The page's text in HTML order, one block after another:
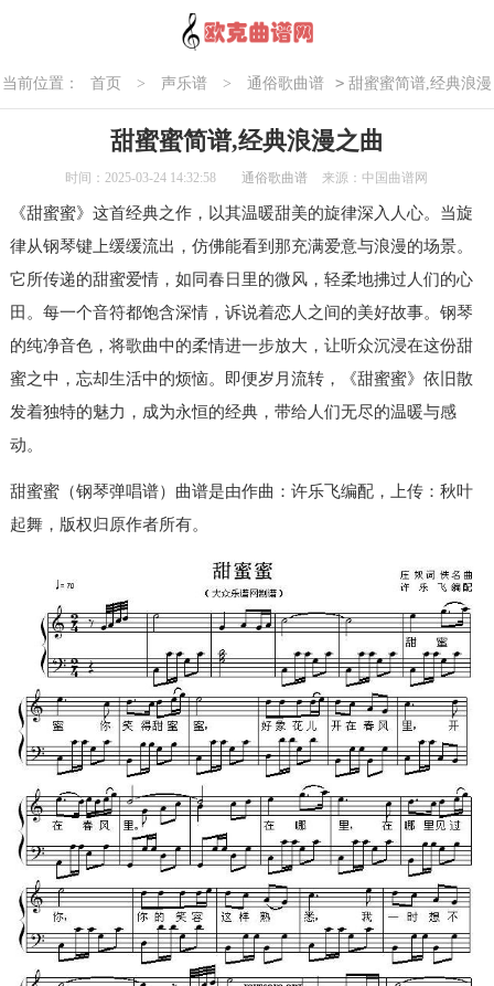
当前位置： 首页 > 声乐谱 > 通俗歌曲谱 > 甜蜜蜜简谱,经典浪漫
甜蜜蜜简谱,经典浪漫之曲
时间：2025-03-24 14:32:58 通俗歌曲谱 来源：中国曲谱网
《甜蜜蜜》这首经典之作，以其温暖甜美的旋律深入人心。当旋
律从钢琴键上缓缓流出，仿佛能看到那充满爱意与浪漫的场景。
它所传递的甜蜜爱情，如同春日里的微风，轻柔地拂过人们的心
田。每一个音符都饱含深情，诉说着恋人之间的美好故事。钢琴
的纯净音色，将歌曲中的柔情进一步放大，让听众沉浸在这份甜
蜜之中，忘却生活中的烦恼。即便岁月流转，《甜蜜蜜》依旧散
发着独特的魅力，成为永恒的经典，带给人们无尽的温暖与感
动。
甜蜜蜜（钢琴弹唱谱）曲谱是由作曲：许乐飞编配，上传：秋叶
起舞，版权归原作者所有。